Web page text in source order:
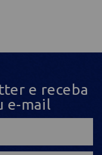
e receba
e-mail